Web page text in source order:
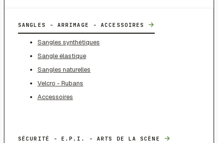
SANGLES - ARRIMAGE - ACCESSOIRES →
Sangles synthétiques
Sangle élastique
Sangles naturelles
Velcro - Rubans
Accessoires
SÉCURITÉ - E.P.I. - ARTS DE LA SCÈNE →